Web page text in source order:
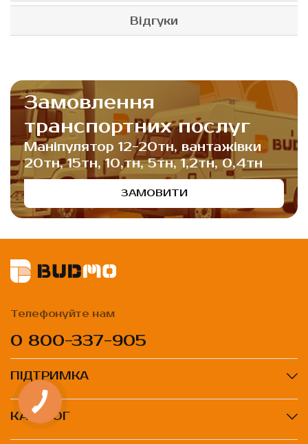
Відгуки
Замовлення
транспортних послуг
Маніпулятор 12-20тн, вантажівки
20тн, 15тн, 10,тн, 5тн, 1,2тн, 0,4тн
ЗАМОВИТИ
Телефонуйте нам
0 800-337-905
ПІДТРИМКА
КАТАЛОГ